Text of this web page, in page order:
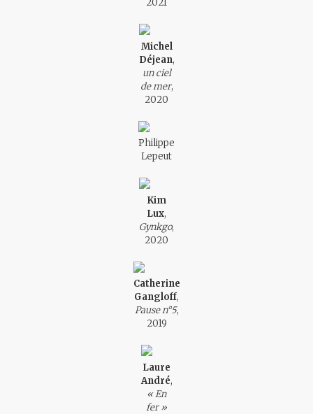
2021
Michel
Déjean,
un ciel
de mer,
2020
Philippe
Lepeut
Kim
Lux,
Gynkgo,
2020
Catherine
Gangloff,
Pause n°5,
2019
Laure
André,
« En
fer »